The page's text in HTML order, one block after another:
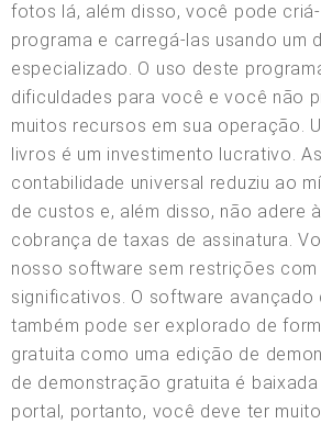
fotos lá, além disso, você pode
programa e carregá-las usando um
especializado. O uso deste
dificuldades para você e você não
muitos recursos em sua operação.
livros é um investimento lucrativo.
contabilidade universal reduziu ao
de custos e, além disso, não adere
cobrança de taxas de assinatura.
nosso software sem restrições
significativos. O software avançado
também pode ser explorado de
gratuita como uma edição de
de demonstração gratuita é
portal, portanto, você deve ter